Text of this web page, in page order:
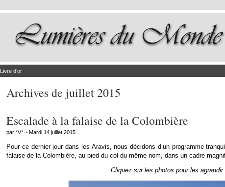
Livre d’or
Archives de juillet 2015
Escalade à la falaise de la Colombière
par *V* ~ Mardi 14 juillet 2015
Pour ce dernier jour dans les Aravis, nous décidons d’un programme
falaise de la Colombière, au pied du col du même nom, dans un cadre
Cliquez sur les photos pour les agrandir